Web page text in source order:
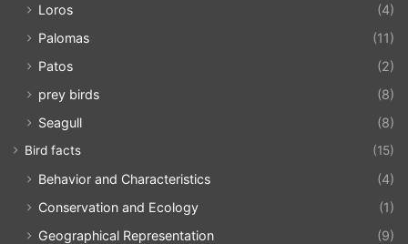
Loros
(4)
Palomas
(11)
Patos
(2)
prey birds
(8)
Seagull
(8)
Bird facts (15)
Behavior and Characteristics
(4)
Conservation and Ecology
(1)
Geographical Representation
(9)